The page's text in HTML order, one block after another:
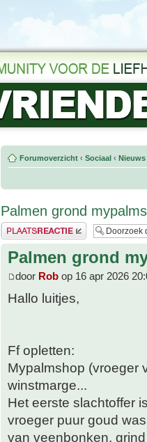
Forumoverzicht ‹ Sociaal ‹
Palmen grond
Plaats een reactie
Palmen grond
door Rob op 16 apr 2026
Hallo luitjes,
Ff opletten:
Mypalmshop (vroeger
winstmarge...
Het eerste slachtoffer
vroeger puur goud
van veenbonken,